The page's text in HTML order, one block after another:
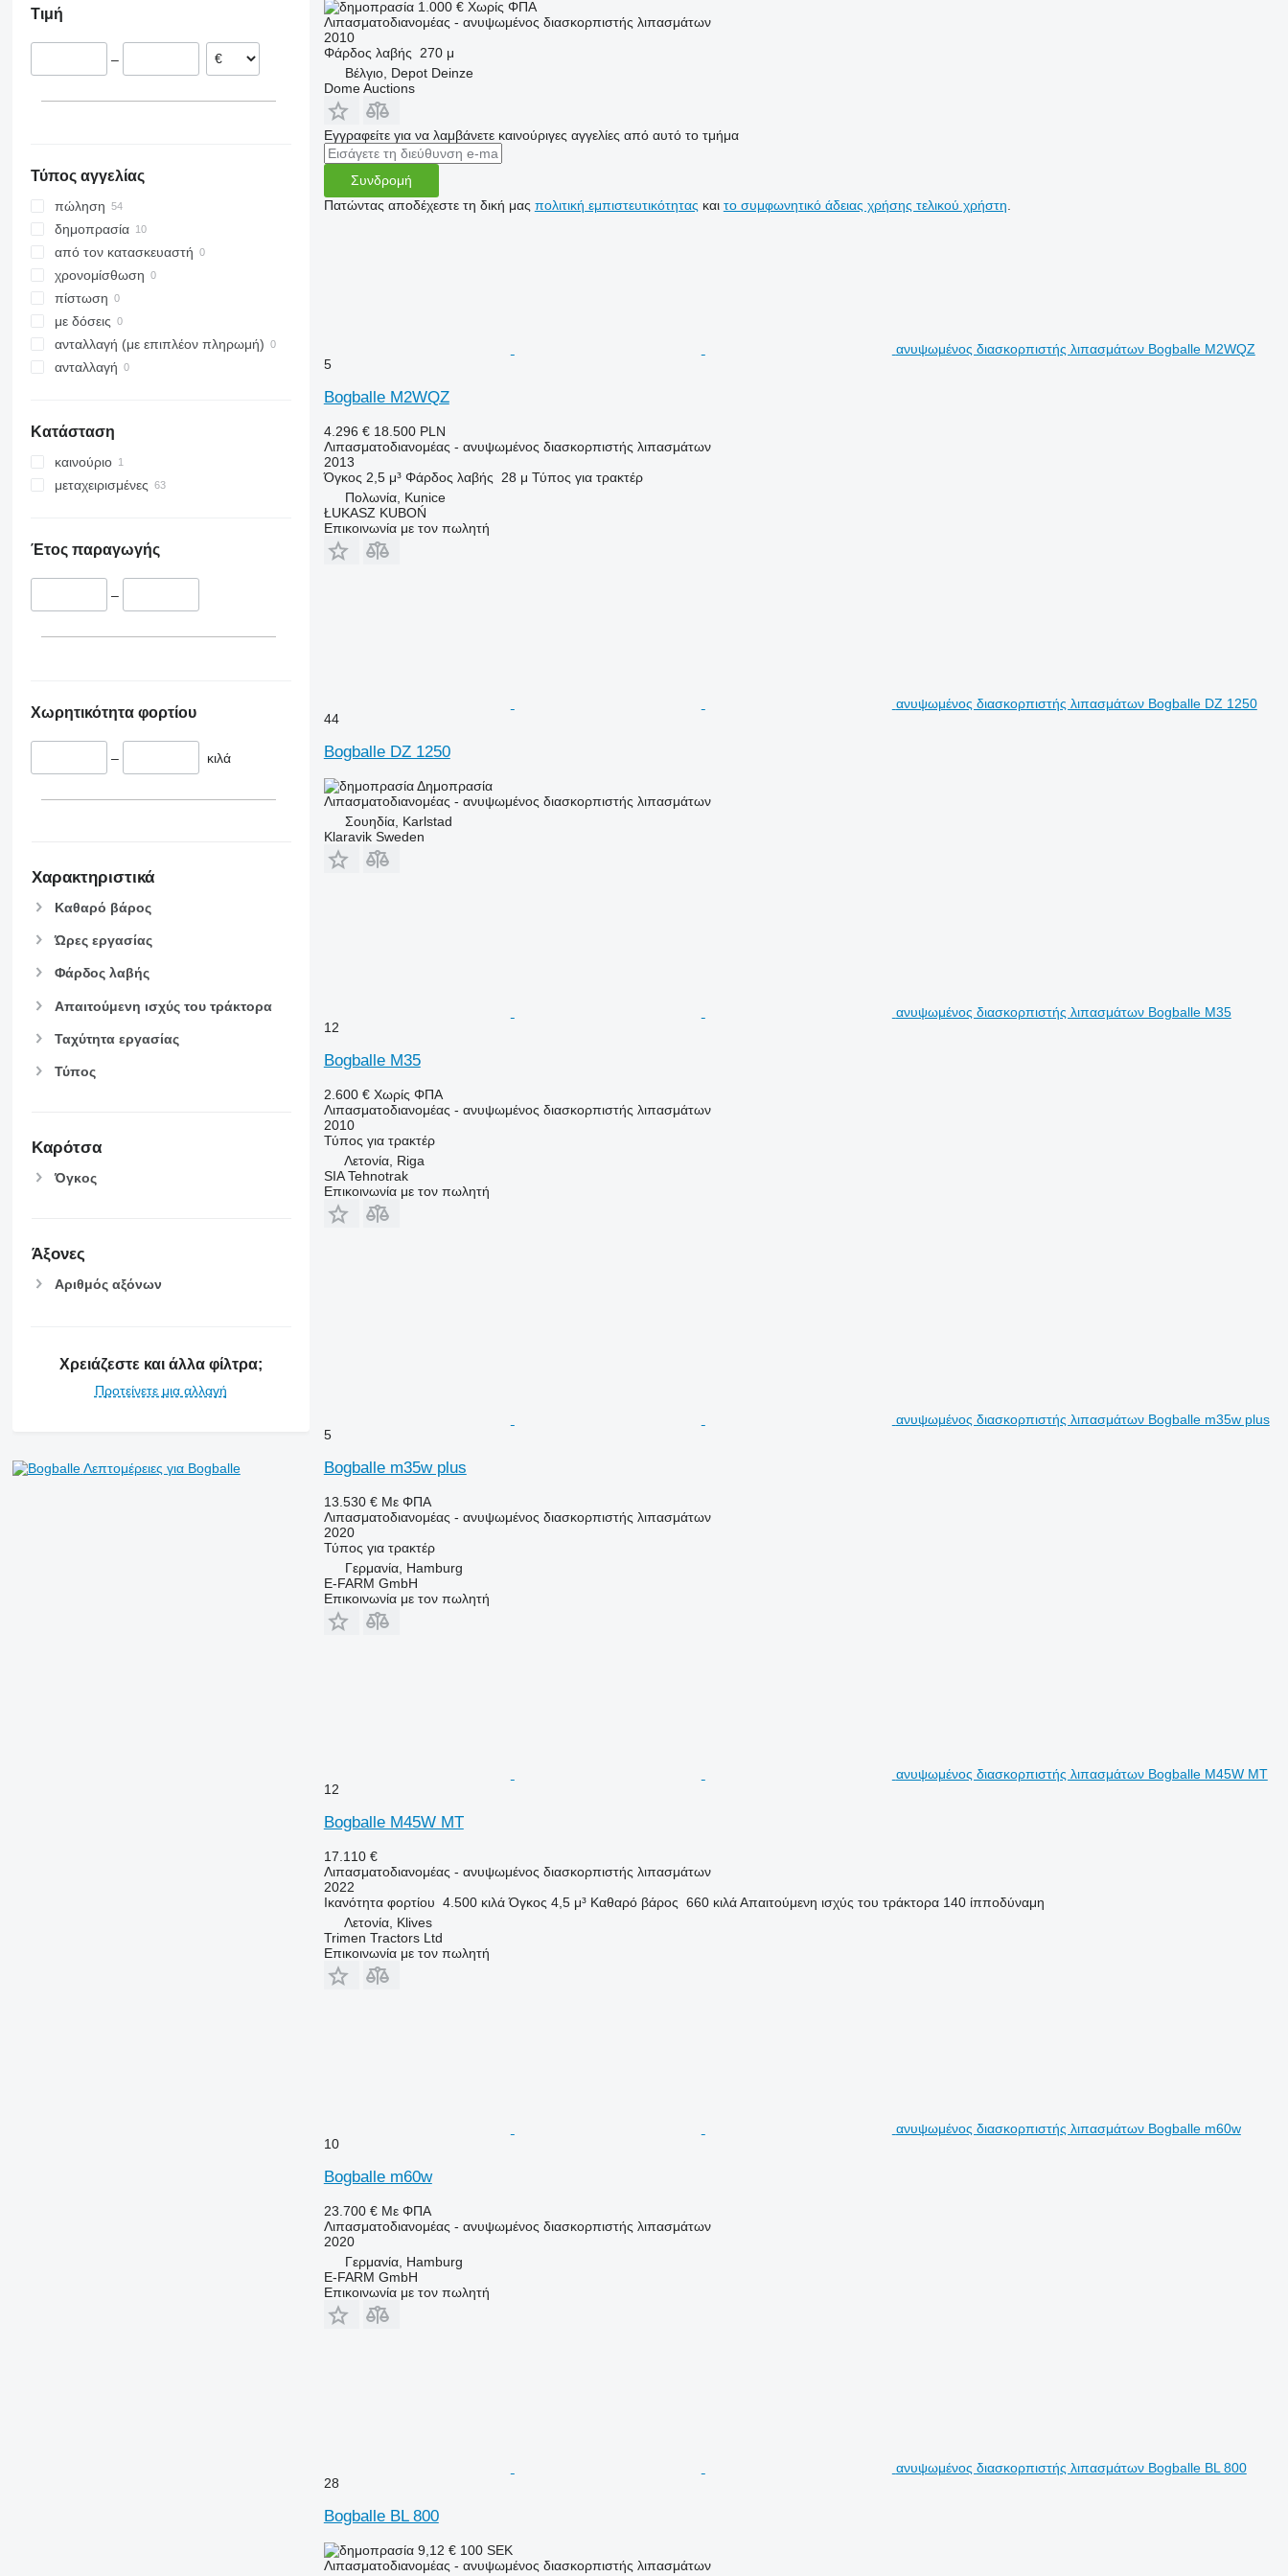
Σουηδία
Ολλανδία
Τιμή
–
Τύπος αγγελίας
πώληση
δημοπρασία
από τον κατασκευαστή
χρονομίσθωση
πίστωση
με δόσεις
ανταλλαγή (με επιπλέον πληρωμή)
ανταλλαγή
Κατάσταση
καινούριο
μεταχειρισμένες
Έτος παραγωγής
–
Χωρητικότητα φορτίου
– κιλά
Χαρακτηριστικά
Καθαρό βάρος
Ώρες εργασίας
Φάρδος λαβής
Απαιτούμενη ισχύς του τράκτορα
Ταχύτητα εργασίας
Τύπος
Καρότσα
Όγκος
Άξονες
Αριθμός αξόνων
Χρειάζεστε και άλλα φίλτρα;
Προτείνετε μια αλλαγή
Λεπτομέρειες για Bogballe
1.000 € Χωρίς ΦΠΑ
Λιπασματοδιανομέας - ανυψωμένος διασκορπιστής λιπασμάτων
2010
Φάρδος λαβής
270 μ
Βέλγιο, Depot Deinze
Dome Auctions
Εγγραφείτε για να λαμβάνετε καινούριγες αγγελίες από αυτό το τμήμα
Συνδρομή
Πατώντας αποδέχεστε τη δική μας πολιτική εμπιστευτικότητας και το συμφωνητικό άδειας χρήσης τελικού χρήστη
ανυψωμένος διασκορπιστής λιπασμάτων Bogballe M2WQZ
5
Bogballe M2WQZ
4.296 € 18.500 PLN
Λιπασματοδιανομέας - ανυψωμένος διασκορπιστής λιπασμάτων
2013
Όγκος 2,5 μ³ Φάρδος λαβής 28 μ Τύπος για τρακτέρ
Πολωνία, Kunice
ŁUKASZ KUBOŃ
Επικοινωνία με τον πωλητή
ανυψωμένος διασκορπιστής λιπασμάτων Bogballe DZ 1250
44
Bogballe DZ 1250
Δημοπρασία
Λιπασματοδιανομέας - ανυψωμένος διασκορπιστής λιπασμάτων
Σουηδία, Karlstad
Klaravik Sweden
ανυψωμένος διασκορπιστής λιπασμάτων Bogballe M35
12
Bogballe M35
2.600 € Χωρίς ΦΠΑ
Λιπασματοδιανομέας - ανυψωμένος διασκορπιστής λιπασμάτων
2010
Τύπος για τρακτέρ
Λετονία, Riga
SIA Tehnotrak
Επικοινωνία με τον πωλητή
ανυψωμένος διασκορπιστής λιπασμάτων Bogballe m35w plus
5
Bogballe m35w plus
13.530 € Με ΦΠΑ
Λιπασματοδιανομέας - ανυψωμένος διασκορπιστής λιπασμάτων
2020
Τύπος για τρακτέρ
Γερμανία, Hamburg
E-FARM GmbH
Επικοινωνία με τον πωλητή
ανυψωμένος διασκορπιστής λιπασμάτων Bogballe M45W MT
12
Bogballe M45W MT
17.110 €
Λιπασματοδιανομέας - ανυψωμένος διασκορπιστής λιπασμάτων
2022
Ικανότητα φορτίου 4.500 κιλά Όγκος 4,5 μ³ Καθαρό βάρος 660 κιλά Απαιτούμενη ισχύς του τράκτορα 140 ίπποδύναμη
Λετονία, Klives
Trimen Tractors Ltd
Επικοινωνία με τον πωλητή
ανυψωμένος διασκορπιστής λιπασμάτων Bogballe m60w
10
Bogballe m60w
23.700 € Με ΦΠΑ
Λιπασματοδιανομέας - ανυψωμένος διασκορπιστής λιπασμάτων
2020
Γερμανία, Hamburg
E-FARM GmbH
Επικοινωνία με τον πωλητή
ανυψωμένος διασκορπιστής λιπασμάτων Bogballe BL 800
28
Bogballe BL 800
9,12 € 100 SEK
Λιπασματοδιανομέας - ανυψωμένος διασκορπιστής λιπασμάτων